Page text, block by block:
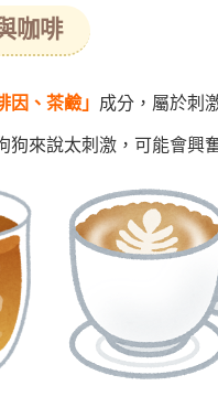
咖啡
因、茶鹼」 成分，屬於刺
狗來說太刺激，可能會興